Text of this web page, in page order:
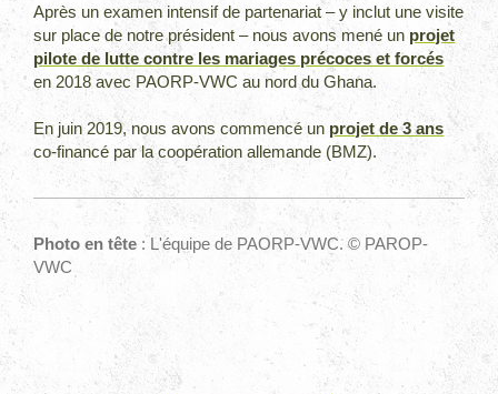
Après un examen intensif de partenariat – y inclut une visite
sur place de notre président – nous avons mené un projet
pilote de lutte contre les mariages précoces et forcés
en 2018 avec PAORP-VWC au nord du Ghana.
En juin 2019, nous avons commencé un projet de 3 ans
co-financé par la coopération allemande (BMZ).
Photo en tête : L'équipe de PAORP-VWC. © PAROP-
VWC